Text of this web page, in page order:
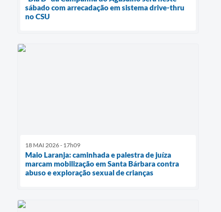
sábado com arrecadação em sistema drive-thru
no CSU
18 MAI 2026 - 17h09
Maio Laranja: caminhada e palestra de juíza
marcam mobilização em Santa Bárbara contra
abuso e exploração sexual de crianças